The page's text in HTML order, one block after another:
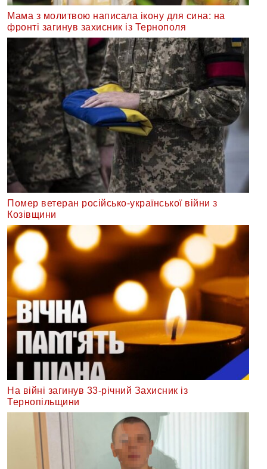
Мама з молитвою написала ікону для сина: на
фронті загинув захисник із Тернополя
Помер ветеран російсько-української війни з
Козівщини
На війні загинув 33-річний Захисник із
Тернопільщини